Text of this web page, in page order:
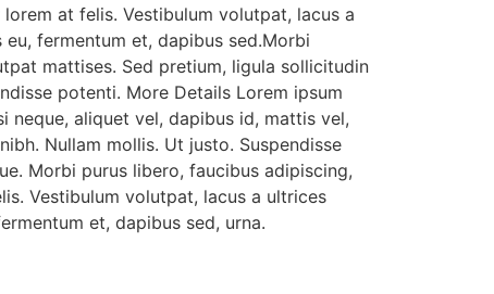
at felis. Vestibulum volutpat, lacus a
fermentum et, dapibus sed.Morbi
mattises. Sed pretium, ligula sollicitudin
potenti. More Details Lorem ipsum
neque, aliquet vel, dapibus id, mattis vel,
Nullam mollis. Ut justo. Suspendisse
Morbi purus libero, faucibus adipiscing,
Vestibulum volutpat, lacus a ultrices
et, dapibus sed, urna.